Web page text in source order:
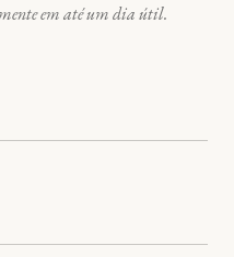
em até um dia útil.